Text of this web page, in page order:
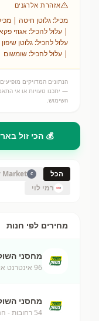
אזהרת אלרגנים
מכיל: גלוטן חיטה |
| עלול להכיל: אגוזי
עלול להכיל: גלוטן
| עלול להכיל: שומשום
הנתונים המדויקים
— יתכנו טעויות או אי
השימוש.
💰 הכי זול
הכל C
Market
רמי לוי
מחירים לפי חנות
מחסני
96 אינטרנט אילת
מחסני
54 רחובות - הנשיא